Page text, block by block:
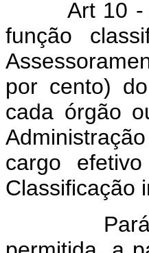
Art 10 - A
função
por cento)
cada órgão
cargo
Classificação
Parágrafo